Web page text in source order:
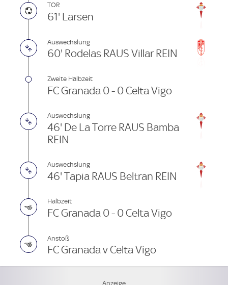
TOR
61' Larsen
Auswechslung
60' Rodelas RAUS Villar REIN
Zweite Halbzeit
FC Granada 0 - 0 Celta Vigo
Auswechslung
46' De La Torre RAUS Bamba
REIN
Auswechslung
46' Tapia RAUS Beltran REIN
Halbzeit
FC Granada 0 - 0 Celta Vigo
Anstoß
FC Granada v Celta Vigo